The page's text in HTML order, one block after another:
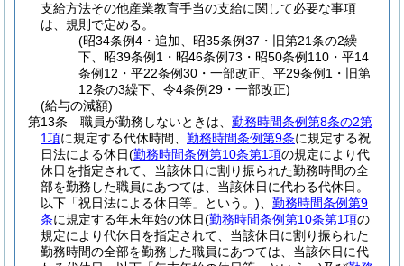
支給方法その他産業教育手当の支給に関して必要な事項
は、規則で定める。
(昭34条例4・追加、昭35条例37・旧第21条の2繰
下、昭39条例1・昭46条例73・昭50条例110・平14
条例12・平22条例30・一部改正、平29条例1・旧第
12条の3繰下、令4条例29・一部改正)
(給与の減額)
第13条
職員が勤務しないときは、 勤務時間条例第8条の2第
1項に規定する代休時間、 勤務時間条例第9条に規定する祝
日法による休日(勤務時間条例第10条第1項の規定により代
休日を指定されて、当該休日に割り振られた勤務時間の全
部を勤務した職員にあつては、当該休日に代わる代休日。
以下「祝日法による休日等」という。)
勤務時間条例第9
条に規定する年末年始の休日(勤務時間条例第10条第1項の
規定により代休日を指定されて、当該休日に割り振られた
勤務時間の全部を勤務した職員にあつては、当該休日に代